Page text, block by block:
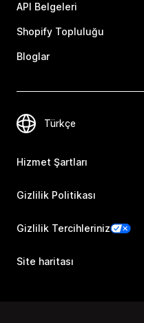
API Belgeleri
Shopify Topluluğu
Bloglar
Hizmet Şartları
Gizlilik Politikası
Gizlilik Tercihleriniz
Site haritası